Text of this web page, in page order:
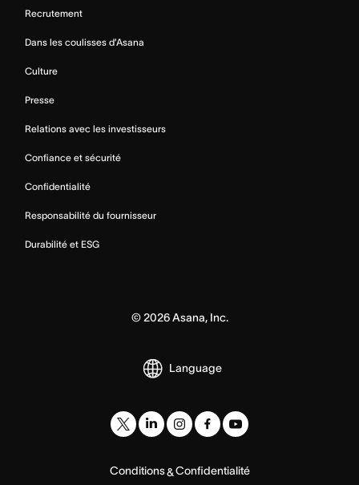
Recrutement
Dans les coulisses d’Asana
Culture
Presse
Relations avec les investisseurs
Confiance et sécurité
Confidentialité
Responsabilité du fournisseur
Durabilité et ESG
© 2026Asana, Inc.
Language
Conditions&Confidentialité